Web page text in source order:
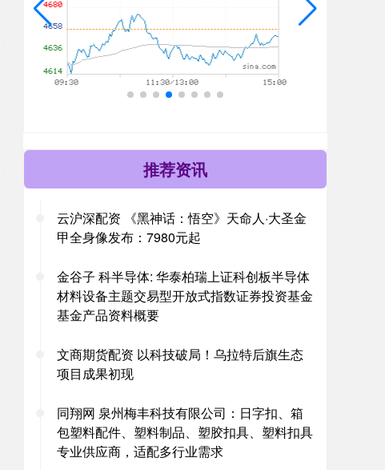
推荐资讯
云沪深配资 《黑神话：悟空》天命人·大圣金
甲全身像发布：7980元起
金谷子 科半导体: 华泰柏瑞上证科创板半导体
材料设备主题交易型开放式指数证券投资基金
基金产品资料概要
文商期货配资 以科技破局！乌拉特后旗生态
项目成果初现
同翔网 泉州梅丰科技有限公司：日字扣、箱
包塑料配件、塑料制品、塑胶扣具、塑料扣具
专业供应商，适配多行业需求